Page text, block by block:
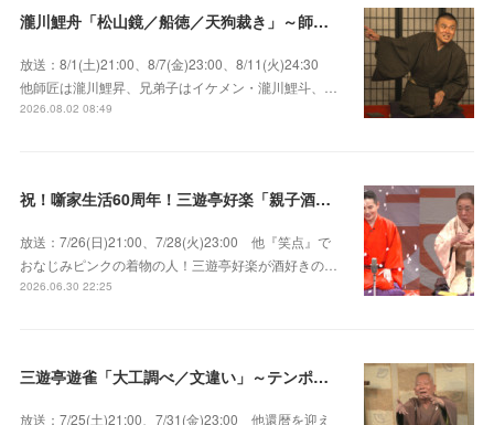
瀧川鯉舟「松山鏡／船徳／天狗裁き」～師匠はあの唯一無二の雰囲気で爆笑をさらう瀧川鯉昇！
放送：8/1(土)21:00、8/7(金)23:00、8/11(火)24:30
他師匠は瀧川鯉昇、兄弟子はイケメン・瀧川鯉斗、…
2026.08.02 08:49
祝！噺家生活60周年！三遊亭好楽「親子酒」錦笑亭満堂「桜ん坊」～満堂フェス2026
放送：7/26(日)21:00、7/28(火)23:00 他『笑点』で
おなじみピンクの着物の人！三遊亭好楽が酒好きの…
2026.06.30 22:25
三遊亭遊雀「大工調べ／文違い」～テンポよくたたみかける語り口で人気・実力とも屈指！
放送：7/25(土)21:00、7/31(金)23:00 他還暦を迎え